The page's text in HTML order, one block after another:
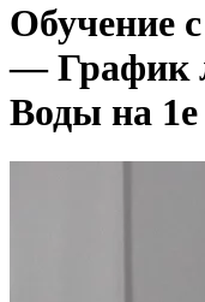
Обучение
— График
Воды на 1е